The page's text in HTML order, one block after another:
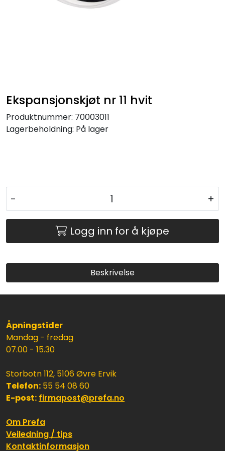
Ekspansjonskjøt nr 11 hvit
Produktnummer: 70003011
Lagerbeholdning: På lager
- +
Logg inn for å kjøpe
Beskrivelse
Åpningstider
Mandag - fredag
07.00 - 15.30
Storbotn 112, 5106 Øvre Ervik
Telefon: 55 54 08 60
E-post: firmapost@prefa.no
Om Prefa
Veiledning / tips
Kontaktinformasjon